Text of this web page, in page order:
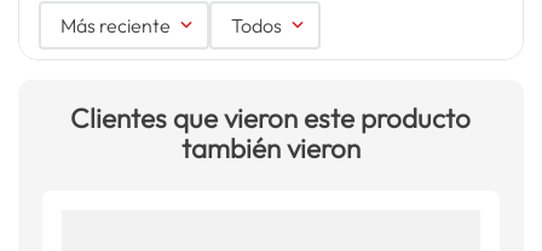
Más reciente Todos
Clientes que vieron este producto
también vieron